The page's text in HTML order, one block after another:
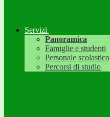
Servizi
Panoramica
Famiglie e studenti
Personale scolastico
Percorsi di studio